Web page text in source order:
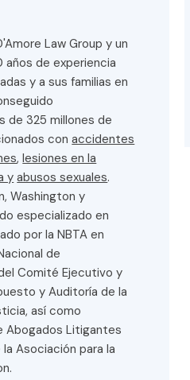
Law Group y un
de experiencia
y a sus familias en
de 325 millones de
conaccidentes
,lesiones en la
y abusos sexuales.
Washington y
especializado en
por la NBTA en
de
Comité Ejecutivo y
y Auditoría de la
así como
Abogados Litigantes
Asociación para la